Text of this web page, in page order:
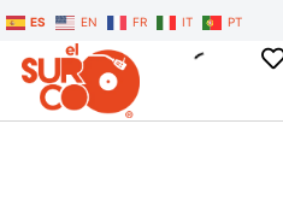
ES EN FR IT PT